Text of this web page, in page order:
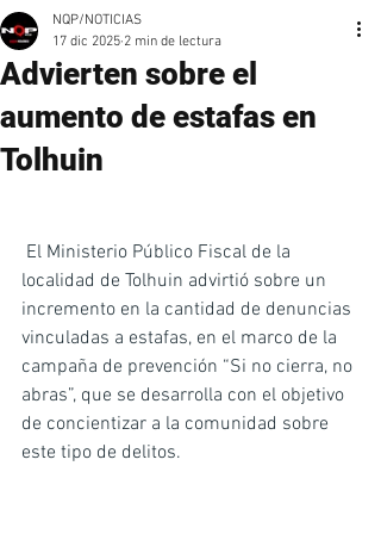
Advierten sobre el
aumento de estafas en
Tolhuin
NQP/NOTICIAS
17 dic 2025 2 min de lectura
El Ministerio Público Fiscal de la
localidad de Tolhuin advirtió sobre un
incremento en la cantidad de denuncias
vinculadas a estafas, en el marco de la
campaña de prevención “Si no cierra, no
abras”, que se desarrolla con el objetivo
de concientizar a la comunidad sobre
este tipo de delitos.